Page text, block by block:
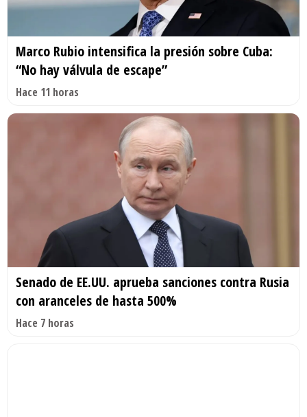
Marco Rubio intensifica la presión sobre Cuba:
“No hay válvula de escape”
Hace 11 horas
Senado de EE.UU. aprueba sanciones contra Rusia
con aranceles de hasta 500%
Hace 7 horas